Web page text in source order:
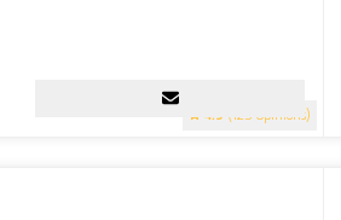
4.9 (125 Opinions)